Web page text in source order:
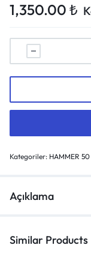
1,350.00 ₺
Kategoriler: HAMMER 50
Açıklama
Similar Products